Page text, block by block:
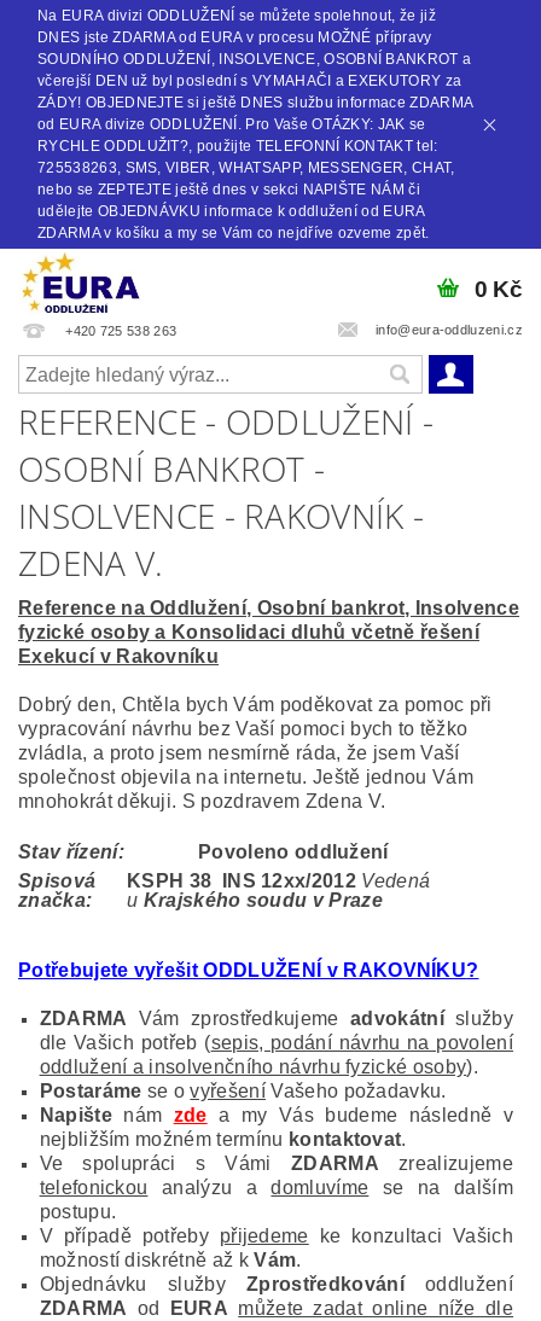
Na EURA divizi ODDLUŽENÍ se můžete spolehnout, že již
DNES jste ZDARMA od EURA v procesu MOŽNÉ přípravy
SOUDNÍHO ODDLUŽENÍ, INSOLVENCE, OSOBNÍ BANKROT a
včerejší DEN už byl poslední s VYMAHAČI a EXEKUTORY za
ZÁDY! OBJEDNEJTE si ještě DNES službu informace ZDARMA
od EURA divize ODDLUŽENÍ. Pro Vaše OTÁZKY: JAK se
RYCHLE ODDLUŽIT?, použijte TELEFONNÍ KONTAKT tel:
725538263, SMS, VIBER, WHATSAPP, MESSENGER, CHAT,
nebo se ZEPTEJTE ještě dnes v sekci NAPIŠTE NÁM či
udělejte OBJEDNÁVKU informace k oddlužení od EURA
ZDARMA v košíku a my se Vám co nejdříve ozveme zpět.
+420 725 538 263 info@eura-oddluzeni.cz
0 Kč
REFERENCE - ODDLUŽENÍ -
OSOBNÍ BANKROT -
INSOLVENCE - RAKOVNÍK -
ZDENA V.
Reference na Oddlužení, Osobní bankrot, Insolvence
fyzické osoby a Konsolidaci dluhů včetně řešení
Exekucí v Rakovníku
Dobrý den, Chtěla bych Vám poděkovat za pomoc při
vypracování návrhu bez Vaší pomoci bych to těžko
zvládla, a proto jsem nesmírně ráda, že jsem Vaší
společnost objevila na internetu. Ještě jednou Vám
mnohokrát děkuji. S pozdravem Zdena V.
Stav řízení:
Povoleno oddlužení
Spisová
značka:
KSPH 38 INS 12xx/2012 Vedená
u Krajského soudu v Praze
Potřebujete vyřešit ODDLUŽENÍ v RAKOVNÍKU?
ZDARMA Vám zprostředkujeme advokátníslužby
dle Vašich potřeb (sepis, podání návrhu na povolení
oddlužení a insolvenčního návrhu fyzické osoby).
Postaráme se ovyřešeníVašeho požadavku.
Napištenám zde a my Vás budeme následně v
nejbližším možném termínu kontaktovat.
Ve spolupráci s Vámi ZDARMA zrealizujeme
telefonickou analýzu adomluvíme se na dalším
postupu.
V případě potřeby přijedeme ke konzultaci Vašich
možností diskrétně až kVám.
Objednávku služby
Zprostředkováníoddlužení
ZDARMA od EURA můžete zadat online níže dle